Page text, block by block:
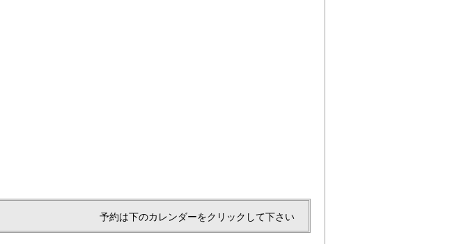
予約は下のカレンダーをクリックして下さい